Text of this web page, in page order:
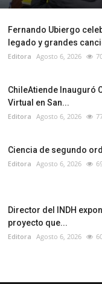
Fernando Ubiergo
legado y grandes
Editora Agosto 6, 2026
ChileAtiende Inauguró
Virtual en San...
Editora Agosto 6, 2026
Ciencia de segundo
Editora Agosto 6, 2026
Director del INDH
proyecto que...
Editora Agosto 6, 2026